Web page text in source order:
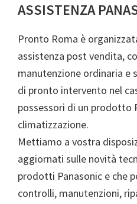
ASSISTENZA
Pronto Roma è
assistenza post vendita,
manutenzione ordinaria e
di pronto intervento nel
possessori di un prodotto
climatizzazione.
Mettiamo a vostra
aggiornati sulle novità
prodotti Panasonic e che
controlli, manutenzioni,